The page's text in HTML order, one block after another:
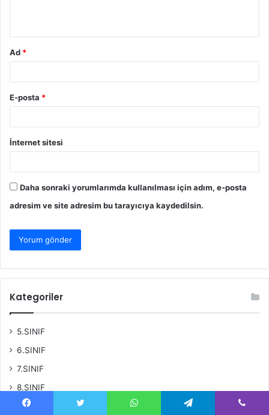
Ad *
E-posta *
İnternet sitesi
Daha sonraki yorumlarımda kullanılması için adım, e-posta
adresim ve site adresim bu tarayıcıya kaydedilsin.
Kategoriler
5.SINIF
6.SINIF
7.SINIF
8.SINIF
BELİRLİ GÜNLER